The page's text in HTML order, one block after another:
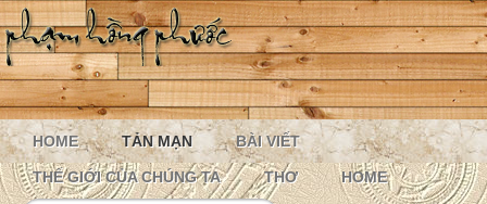
HOME TẢN MẠN BÀI VIẾT
THẾ GIỚI CỦA CHÚNG TA THƠ HOME